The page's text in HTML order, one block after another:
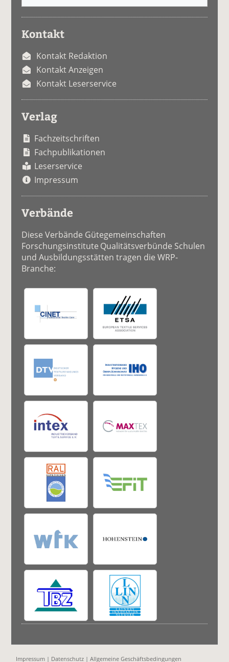
Kontakt
Kontakt Redaktion
Kontakt Anzeigen
Kontakt Leserservice
Verlag
Fachzeitschriften
Fachpublikationen
Leserservice
Impressum
Verbände
Diese Verbände Gütegemeinschaften
Forschungsinstitute Qualitätsverbünde Schulen
und Ausbildungsstätten tragen die WRP-
Branche:
Impressum | Datenschutz |Allgemeine Geschäftsbedingungen